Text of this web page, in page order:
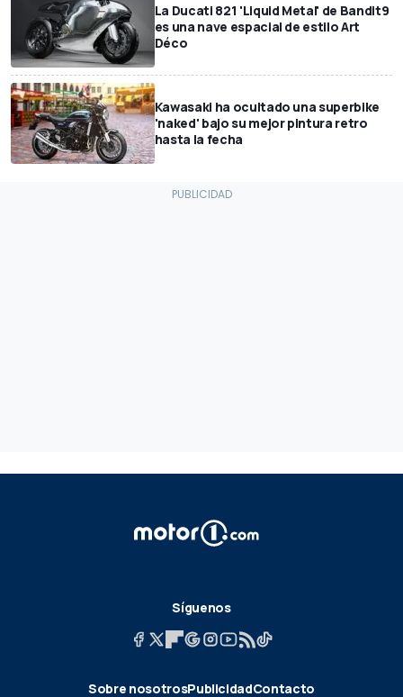
La Ducati 821 'Liquid Metal' de Bandit9
es una nave espacial de estilo Art
Déco
Kawasaki ha ocultado una superbike
'naked' bajo su mejor pintura retro
hasta la fecha
Síguenos
Sobre nosotrosPublicidadContacto